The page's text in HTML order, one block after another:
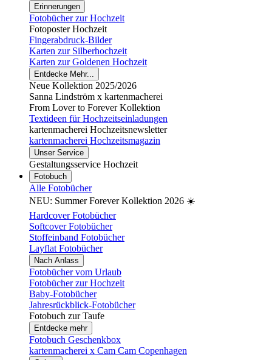
Erinnerungen
Fotobücher zur Hochzeit
Fotoposter Hochzeit
Fingerabdruck-Bilder
Karten zur Silberhochzeit
Karten zur Goldenen Hochzeit
Entdecke Mehr...
Neue Kollektion 2025/2026
Sanna Lindström x kartenmacherei
From Lover to Forever Kollektion
Textideen für Hochzeitseinladungen
kartenmacherei Hochzeitsnewsletter
kartenmacherei Hochzeitsmagazin
Unser Service
Gestaltungsservice Hochzeit
Fotobuch
Alle Fotobücher
NEU: Summer Forever Kollektion 2026 ☀️
Hardcover Fotobücher
Softcover Fotobücher
Stoffeinband Fotobücher
Layflat Fotobücher
Nach Anlass
Fotobücher vom Urlaub
Fotobücher zur Hochzeit
Baby-Fotobücher
Jahresrückblick-Fotobücher
Fotobuch zur Taufe
Entdecke mehr
Fotobuch Geschenkbox
kartenmacherei x Cam Cam Copenhagen